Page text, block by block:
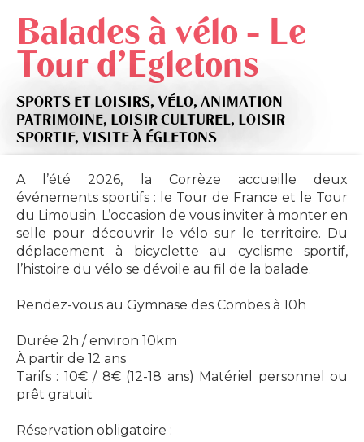
Balades à vélo - Le
Tour d'Egletons
SPORTS ET LOISIRS, VÉLO, ANIMATION
PATRIMOINE, LOISIR CULTUREL, LOISIR
SPORTIF, VISITE À ÉGLETONS
A l’été 2026, la Corrèze accueille deux
événements sportifs : le Tour de France et le Tour
du Limousin. L’occasion de vous inviter à monter en
selle pour découvrir le vélo sur le territoire. Du
déplacement à bicyclette au cyclisme sportif,
l’histoire du vélo se dévoile au fil de la balade.
Rendez-vous au Gymnase des Combes à 10h
Durée 2h / environ 10km
À partir de 12 ans
Tarifs : 10€ / 8€ (12-18 ans) Matériel personnel ou
prêt gratuit
Réservation obligatoire :